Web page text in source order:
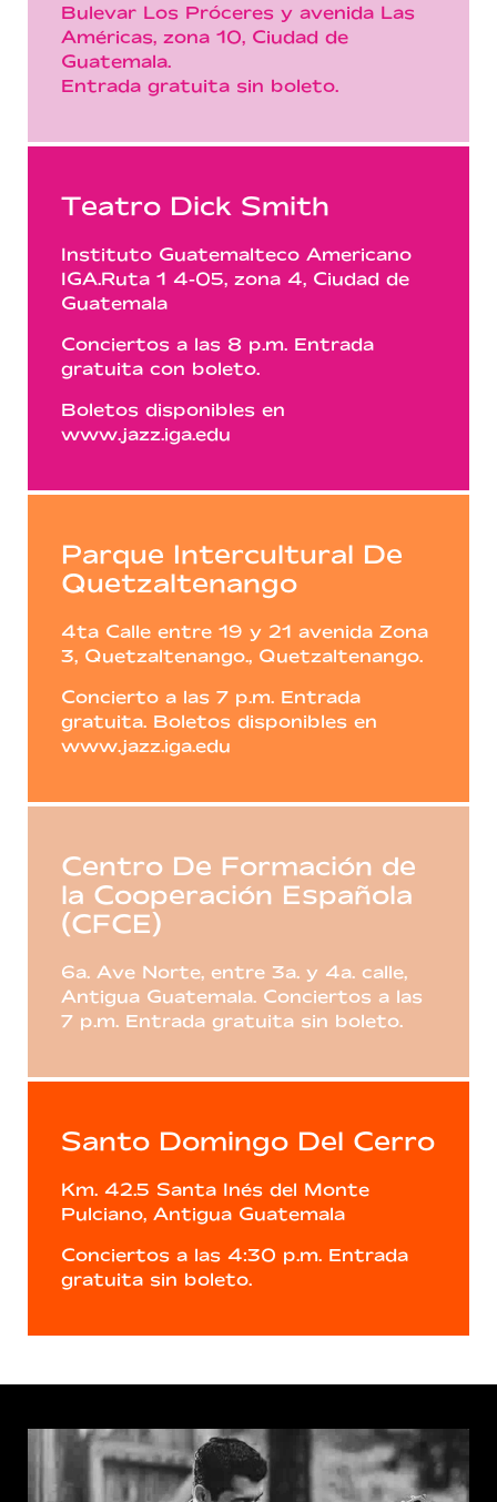
Bulevar Los Próceres y avenida Las
Américas, zona 10, Ciudad de
Guatemala.
Entrada gratuita sin boleto.
Teatro Dick Smith
Instituto Guatemalteco Americano
IGA.Ruta 1 4-05, zona 4, Ciudad de
Guatemala
Conciertos a las 8 p.m. Entrada
gratuita con boleto.
Boletos disponibles en
www.jazz.iga.edu
Parque Intercultural De
Quetzaltenango
4ta Calle entre 19 y 21 avenida Zona
3, Quetzaltenango., Quetzaltenango.
Concierto a las 7 p.m. Entrada
gratuita. Boletos disponibles en
www.jazz.iga.edu
Centro De Formación de
la Cooperación Española
(CFCE)
6a. Ave Norte, entre 3a. y 4a. calle,
Antigua Guatemala. Conciertos a las
7 p.m. Entrada gratuita sin boleto.
Santo Domingo Del Cerro
Km. 42.5 Santa Inés del Monte
Pulciano, Antigua Guatemala
Conciertos a las 4:30 p.m. Entrada
gratuita sin boleto.